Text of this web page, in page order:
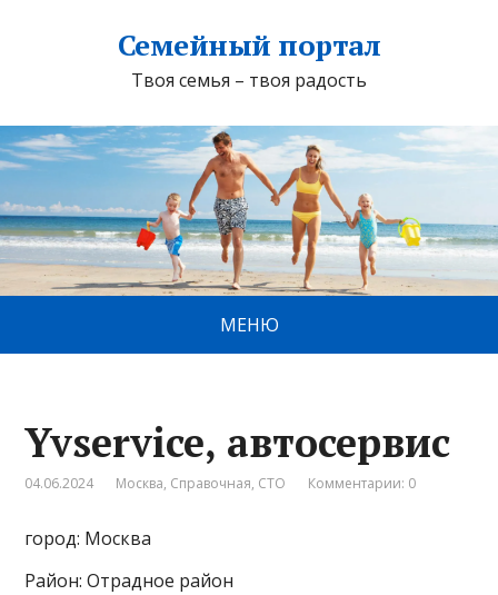
Семейный портал
Твоя семья – твоя радость
МЕНЮ
Yvservice, автосервис
04.06.2024 Москва, Справочная, СТО Комментарии: 0
город: Москва
Район: Отрадное район